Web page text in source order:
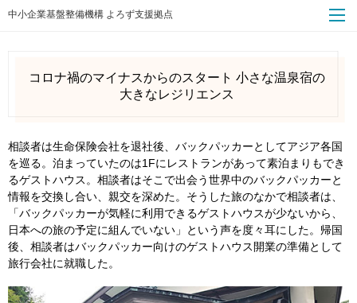
中小企業基盤整備機構 よろず支援拠点
コロナ禍のマイナスからのスタート 小さな温泉宿の
大きなレジリエンス
相談者は生命保険会社を退社後、バックパッカーとしてアジア各国
を巡る。泊まっていたのは1Fにレストランがあって素泊まりもでき
るゲストハウス。相談者はそこで出会う世界中のバックパッカーと
情報を交換し合い、親交を深めた。そうした旅のなかで相談者は、
「バックパッカーが気軽に利用できるゲストハウスが少ないから、
日本への旅の予定に組んでいない」という声を度々耳にした。帰国
後、相談者はバックパッカー向けのゲストハウス開業の準備として
旅行会社に就職した。